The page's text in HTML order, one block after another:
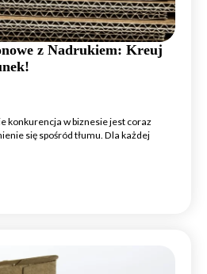
z Nadrukiem: Kreuj
konkurencja w biznesie jest coraz
się spośród tłumu. Dla każdej